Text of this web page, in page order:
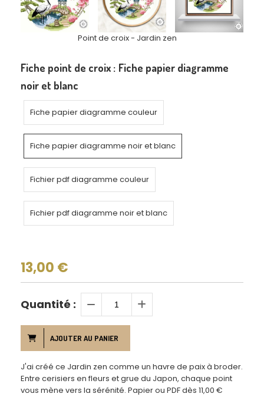
Point de croix - Jardin zen
Fiche point de croix : Fiche papier diagramme
noir et blanc
Fiche papier diagramme couleur
Fiche papier diagramme noir et blanc
Fichier pdf diagramme couleur
Fichier pdf diagramme noir et blanc
13,00 €
Quantité :
AJOUTER AU PANIER
J'ai créé ce Jardin zen comme un havre de paix à broder.
Entre cerisiers en fleurs et grue du Japon, chaque point
vous mène vers la sérénité. Papier ou PDF dès 11,00 €